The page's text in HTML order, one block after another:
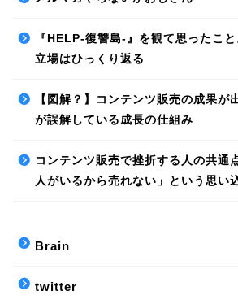
『HELP-復讐島-』を観て思ったこと
立場はひっくり返る
【図解？】コンテンツ販売の成果が
が誤解している成長の仕組み
コンテンツ販売で挫折する人の共通
人がいるから売れない」という思い
Brain
twitter